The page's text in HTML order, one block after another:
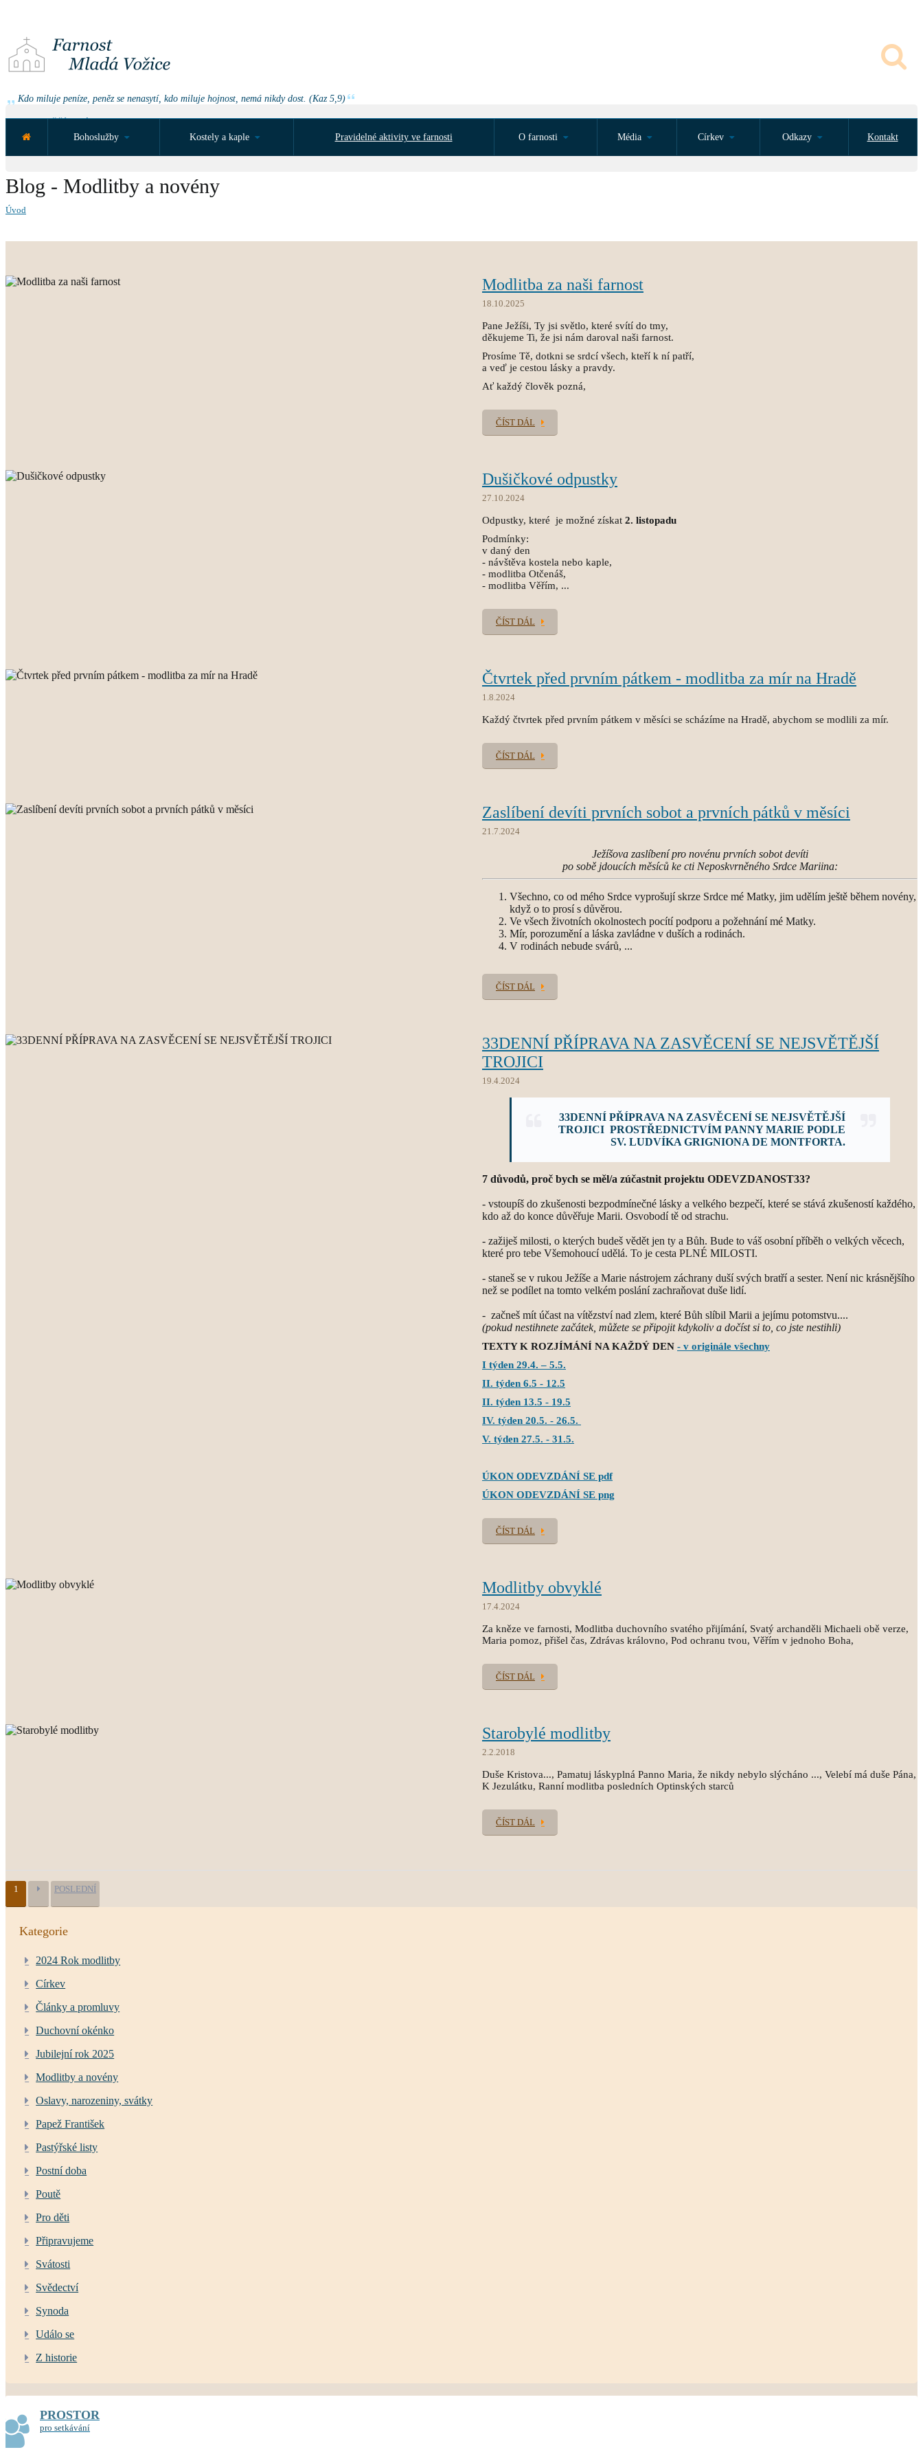
Kdo miluje peníze, peněz se nenasytí, kdo miluje hojnost, nemá nikdy dost. (Kaz 5,9)
Bohoslužby
Kostely a kaple Pravidelné aktivity ve farnosti O farnosti Média Církev Odkazy Kontakt
Blog - Modlitby a novény
Úvod
Modlitba za naši farnost
18.10.2025
Pane Ježíši, Ty jsi světlo, které svítí do tmy,
děkujeme Ti, že jsi nám daroval naši farnost.
Prosíme Tě, dotkni se srdcí všech, kteří k ní patří,
a veď je cestou lásky a pravdy.
Ať každý člověk pozná,
ČÍST DÁL
Dušičkové odpustky
27.10.2024
Odpustky, které je možné získat 2. listopadu
Podmínky:
v daný den
- návštěva kostela nebo kaple,
- modlitba Otčenáš,
- modlitba Věřím, ...
ČÍST DÁL
Čtvrtek před prvním pátkem - modlitba za mír na Hradě
1.8.2024
Každý čtvrtek před prvním pátkem v měsíci se scházíme na Hradě, abychom se modlili za mír.
ČÍST DÁL
Zaslíbení devíti prvních sobot a prvních pátků v měsíci
21.7.2024
Ježíšova zaslíbení pro novénu prvních sobot devíti
po sobě jdoucích měsíců ke cti Neposkvrněného Srdce Mariina:
Všechno, co od mého Srdce vyprošují skrze Srdce mé Matky, jim udělím ještě během novény,
když o to prosí s důvěrou.
Ve všech životních okolnostech pocítí podporu a požehnání mé Matky.
Mír, porozumění a láska zavládne v duších a rodinách.
V rodinách nebude svárů, ...
ČÍST DÁL
33DENNÍ PŘÍPRAVA NA ZASVĚCENÍ SE NEJSVĚTĚJŠÍ
TROJICI
19.4.2024
33DENNÍ PŘÍPRAVA NA ZASVĚCENÍ SE NEJSVĚTĚJŠÍ
TROJICI PROSTŘEDNICTVÍM PANNY MARIE PODLE
SV. LUDVÍKA GRIGNIONA DE MONTFORTA.
7 důvodů, proč bych se měl/a zúčastnit projektu ODEVZDANOST33?
- vstoupíš do zkušenosti bezpodmínečné lásky a velkého bezpečí, které se stává zkušeností každého,
kdo až do konce důvěřuje Marii. Osvobodí tě od strachu.
- zažiješ milosti, o kterých budeš vědět jen ty a Bůh. Bude to váš osobní příběh o velkých věcech,
které pro tebe Všemohoucí udělá. To je cesta PLNÉ MILOSTI.
- staneš se v rukou Ježíše a Marie nástrojem záchrany duší svých bratří a sester. Není nic krásnějšího
než se podílet na tomto velkém poslání zachraňovat duše lidí.
- začneš mít účast na vítězství nad zlem, které Bůh slíbil Marii a jejímu potomstvu....
(pokud nestihnete začátek, můžete se připojit kdykoliv a dočíst si to, co jste nestihli)
TEXTY K ROZJÍMÁNÍ NA KAŽDÝ DEN - v originále všechny
I týden 29.4. – 5.5.
II. týden 6.5 - 12.5
II. týden 13.5 - 19.5
IV. týden 20.5. - 26.5.
V. týden 27.5. - 31.5.
ÚKON ODEVZDÁNÍ SE pdf
ÚKON ODEVZDÁNÍ SE png
ČÍST DÁL
Modlitby obvyklé
17.4.2024
Za kněze ve farnosti, Modlitba duchovního svatého přijímání, Svatý archanděli Michaeli obě verze,
Maria pomoz, přišel čas, Zdrávas královno, Pod ochranu tvou, Věřím v jednoho Boha,
ČÍST DÁL
Starobylé modlitby
2.2.2018
Duše Kristova..., Pamatuj láskyplná Panno Maria, že nikdy nebylo slýcháno ..., Velebí má duše Pána,
K Jezulátku, Ranní modlitba posledních Optinských starců
ČÍST DÁL
1 POSLEDNÍ
Kategorie
2024 Rok modlitby
Církev
Články a promluvy
Duchovní okénko
Jubilejní rok 2025
Modlitby a novény
Oslavy, narozeniny, svátky
Papež František
Pastýřské listy
Postní doba
Poutě
Pro děti
Připravujeme
Svátosti
Svědectví
Synoda
Událo se
Z historie
PROSTOR
pro setkávání